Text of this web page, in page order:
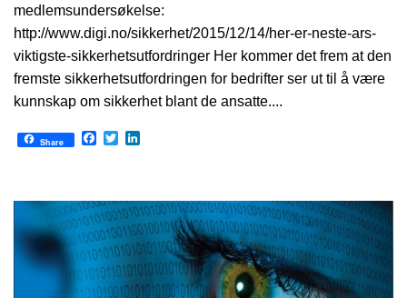
medlemsundersøkelse:
http://www.digi.no/sikkerhet/2015/12/14/her-er-neste-ars-
viktigste-sikkerhetsutfordringer Her kommer det frem at den
fremste sikkerhetsutfordringen for bedrifter ser ut til å være
kunnskap om sikkerhet blant de ansatte....
Share Facebook
Twitter